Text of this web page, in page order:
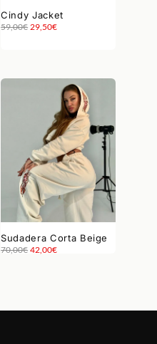
Cindy Jacket
59,00€ El precio original era: 59,00€.
29,50€El precio actual es: 29,50€.
Sudadera Corta Beige
70,00€ El precio original era: 70,00€.
42,00€El precio actual es: 42,00€.